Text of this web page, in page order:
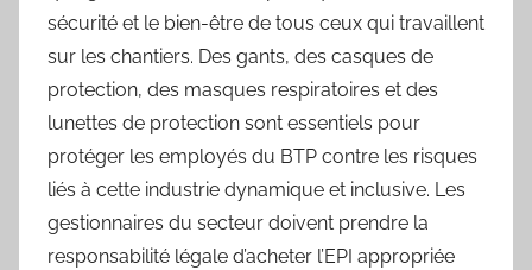
sécurité et le bien-être de tous ceux qui travaillent
sur les chantiers. Des gants, des casques de
protection, des masques respiratoires et des
lunettes de protection sont essentiels pour
protéger les employés du BTP contre les risques
liés à cette industrie dynamique et inclusive. Les
gestionnaires du secteur doivent prendre la
responsabilité légale d’acheter l’EPI appropriée